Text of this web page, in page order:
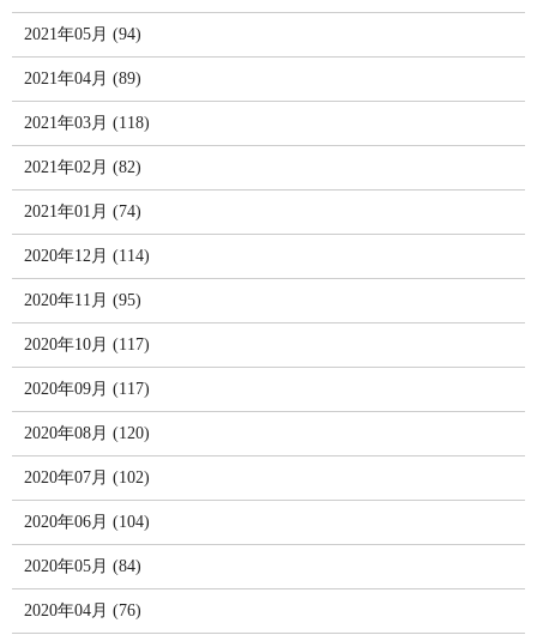
2021年05月 (94)
2021年04月 (89)
2021年03月 (118)
2021年02月 (82)
2021年01月 (74)
2020年12月 (114)
2020年11月 (95)
2020年10月 (117)
2020年09月 (117)
2020年08月 (120)
2020年07月 (102)
2020年06月 (104)
2020年05月 (84)
2020年04月 (76)